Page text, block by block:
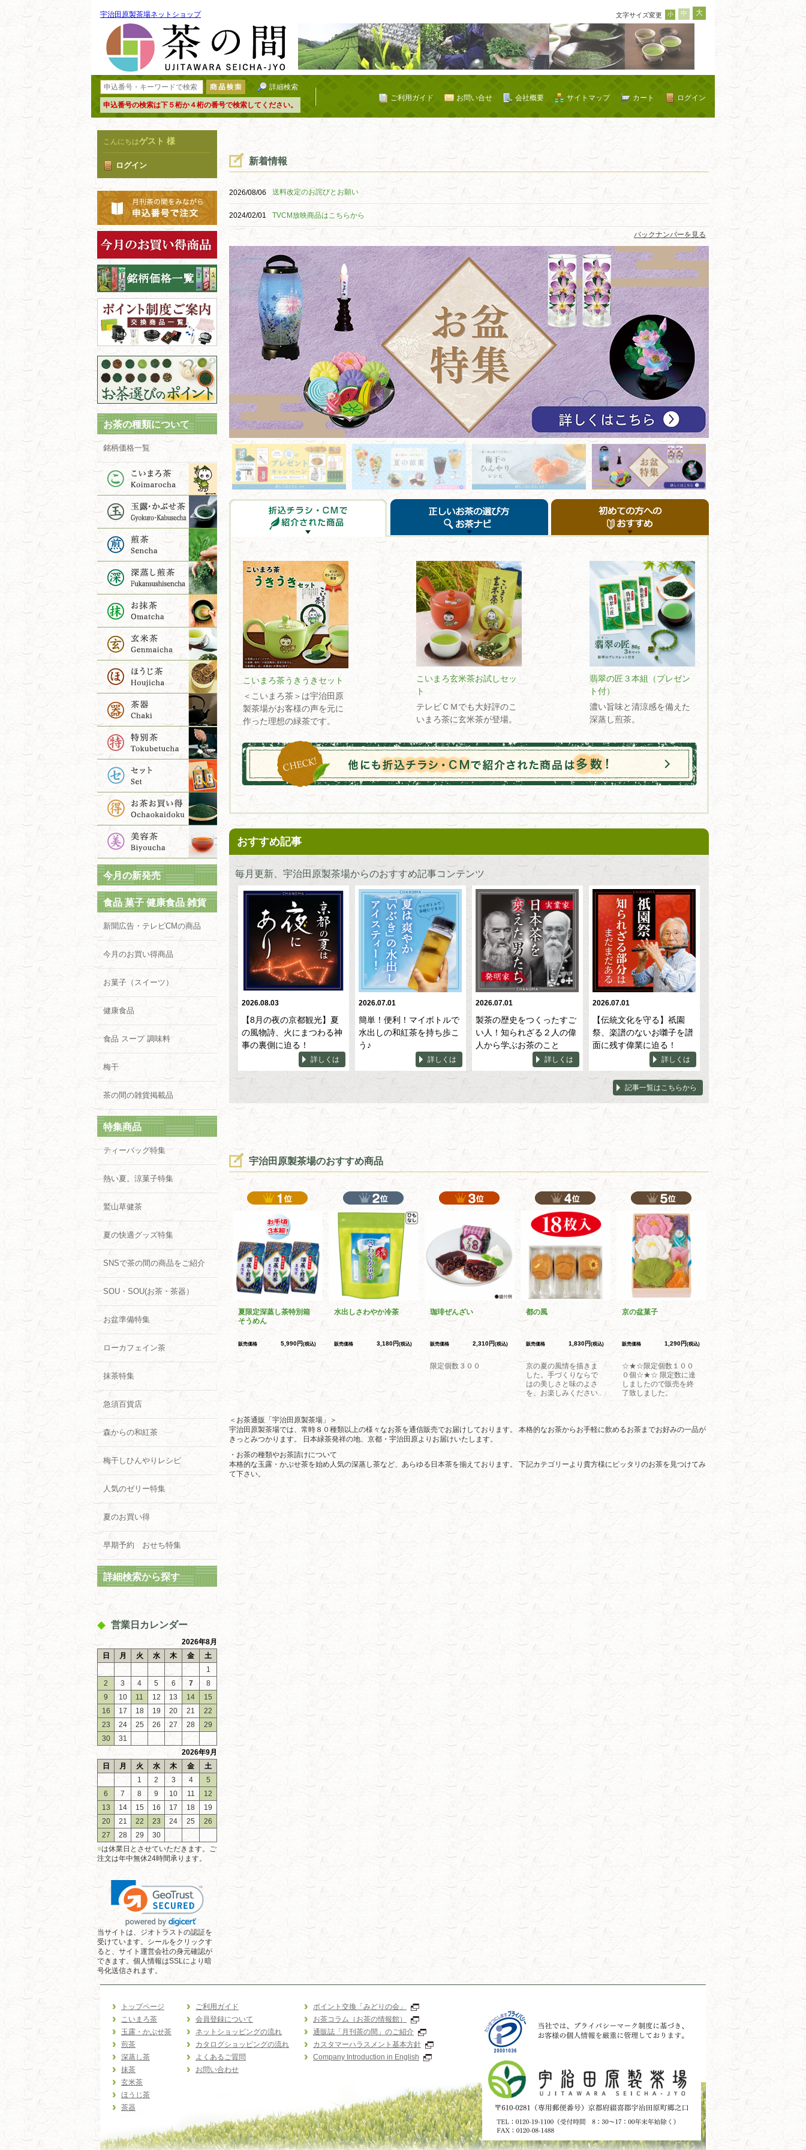
宇治田原製茶場ネットショップ 文字サイズ変更 小 中 大
詳細検索
申込番号の検索は下５桁か４桁の番号で検索してください。
ログイン
カート
サイトマップ
会社概要
お問い合せ
ご利用ガイド
こんにちはゲスト 様
ログイン
お茶の種類について
銘柄価格一覧
今月の新発売
食品 菓子 健康食品 雑貨
新聞広告・テレビCMの商品
今月のお買い得商品
お菓子（スイーツ）
健康食品
食品 スープ 調味料
梅干
茶の間の雑貨掲載品
特集商品
ティーバッグ特集
熱い夏。涼菓子特集
鷲山草健茶
夏の快適グッズ特集
SNSで茶の間の商品をご紹介
SOU・SOU(お茶・茶器）
お盆準備特集
ローカフェイン茶
抹茶特集
急須百貨店
森からの和紅茶
梅干しひんやりレシピ
人気のゼリー特集
夏のお買い得
早期予約 おせち特集
詳細検索から探す
営業日カレンダー
2026年8月
日
月 火 水 木 金
土
1
2
3 4 5 6 7
8
9
10 11 12 13 14
15
16
17 18 19 20 21
22
23
24 25 26 27 28
29
30
31
2026年9月
日
月 火 水 木 金
土
1
2 3 4
5
6
7 8 9 10 11
12
13
14 15 16 17 18
19
20
21 22 23 24 25
26
27
28 29
30
■は休業日とさせていただきます。ご
注文は年中無休24時間承ります。
当サイトは、ジオトラストの認証を
受けています。シールをクリックす
ると、サイト運営会社の身元確認が
できます。個人情報はSSLにより暗
号化送信されます。
新着情報
2026/08/06 送料改定のお詫びとお願い
2024/02/01 TVCM放映商品はこちらから
バックナンバーを見る
こいまろ茶うきうきセット
＜こいまろ茶＞は宇治田原
製茶場がお客様の声を元に
作った理想の緑茶です。
こいまろ玄米茶お試しセッ
ト
テレビＣＭでも大好評のこ
いまろ茶に玄米茶が登場。
翡翠の匠３本組（プレゼン
ト付）
濃い旨味と清涼感を備えた
深蒸し煎茶。
おすすめ記事
毎月更新、宇治田原製茶場からのおすすめ記事コンテンツ
2026.08.03
おいしい和紅茶アイスティ
詳しくは
ラム・お盆編】親族でお蕎
麦と天婦羅を囲む
2026.08.03
【8月の夜の京都観光】夏
の風物詩、火にまつわる神
事の裏側に迫る！
詳しくは
2026.07.01
簡単！便利！マイボトルで
水出しの和紅茶を持ち歩こ
う♪
詳しくは
2026.07.01
製茶の歴史をつくったすご
い人！知られざる２人の偉
人から学ぶお茶のこと
詳しくは
2026.07.01
【伝統文化を守る】祇園
祭、楽譜のないお囃子を譜
面に残す偉業に迫る！
詳しくは
記事一覧はこちらから
宇治田原製茶場のおすすめ商品
夏限定深蒸し茶特別箱
そうめん
販売価格 5,990円(税込)
水出しさわやか冷茶
販売価格 3,180円(税込)
珈琲ぜんざい
販売価格 2,310円(税込)
限定個数３００
都の風
販売価格 1,830円(税込)
京の夏の風情を描きま
した。手づくりならで
はの美しさと味のよさ
を、お楽しみください..
京の盆菓子
販売価格 1,290円(税込)
☆★☆限定個数１００
０個☆★☆ 限定数に達
しましたので販売を終
了致しました。
＜お茶通販「宇治田原製茶場」＞
宇治田原製茶場では、常時８０種類以上の様々なお茶を通信販売でお届けしております。 本格的なお茶からお手軽に飲めるお茶までお好みの一品が
きっとみつかります。 日本緑茶発祥の地、京都・宇治田原よりお届けいたします。
・お茶の種類やお茶請けについて
本格的な玉露・かぶせ茶を始め人気の深蒸し茶など、あらゆる日本茶を揃えております。 下記カテゴリーより貴方様にピッタリのお茶を見つけてみ
て下さい。
トップページ
こいまろ茶
玉露・かぶせ茶
煎茶
深蒸し茶
抹茶
玄米茶
ほうじ茶
茶器
ご利用ガイド
会員登録について
ネットショッピングの流れ
カタログショッピングの流れ
よくあるご質問
お問い合わせ
ポイント交換「みどりの会」
お茶コラム（お茶の情報館）
通販誌「月刊茶の間」のご紹介
カスタマーハラスメント基本方針
Company Introduction in English